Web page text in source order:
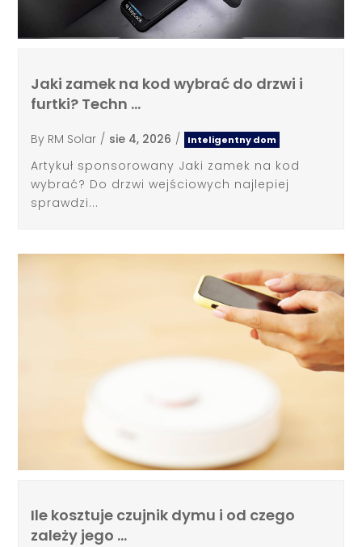
Jaki zamek na kod wybrać do drzwi i
furtki? Techn …
By RM Solar / sie 4, 2026 / Inteligentny dom
Artykuł sponsorowany Jaki zamek na kod
wybrać? Do drzwi wejściowych najlepiej
sprawdzi...
Ile kosztuje czujnik dymu i od czego
zależy jego …